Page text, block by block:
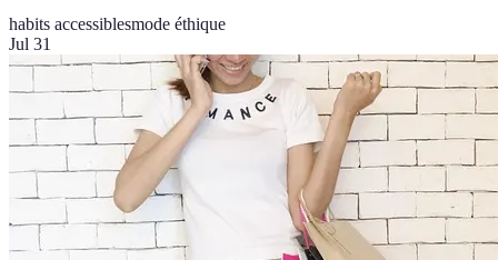
habits accessiblesmode éthique
Jul 31